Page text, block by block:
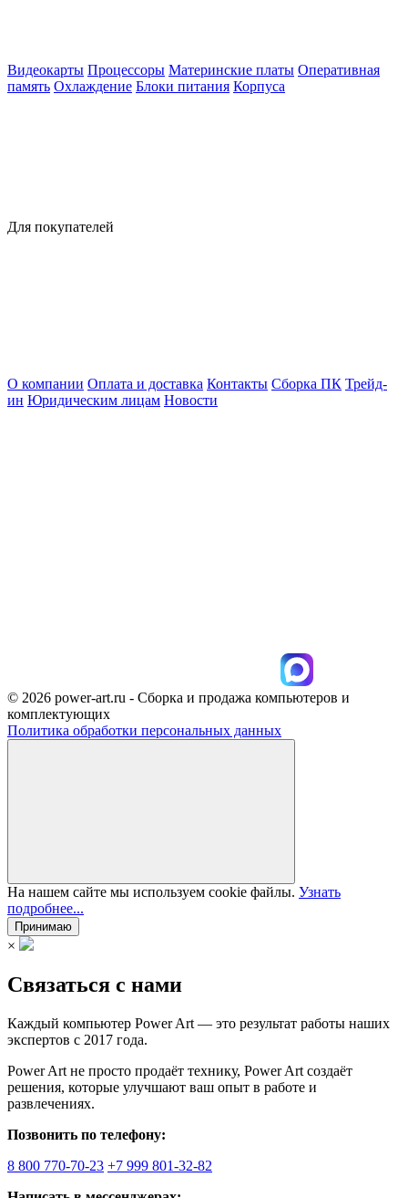
Видеокарты Процессоры Материнские платы Оперативная
память Охлаждение Блоки питания Корпуса
Для покупателей
О компании Оплата и доставка Контакты Сборка ПК Трейд-
ин Юридическим лицам Новости
© 2026 power-art.ru - Сборка и продажа компьютеров и
комплектующих
Политика обработки персональных данных
На нашем сайте мы используем cookie файлы. Узнать
подробнее...
Принимаю
×
Связаться с нами
Каждый компьютер Power Art — это результат работы наших
экспертов с 2017 года.
Power Art не просто продаёт технику, Power Art создаёт
решения, которые улучшают ваш опыт в работе и
развлечениях.
Позвонить по телефону:
8 800 770-70-23 +7 999 801-32-82